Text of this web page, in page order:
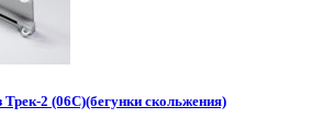
2 (06С)(бегунки скольжения)